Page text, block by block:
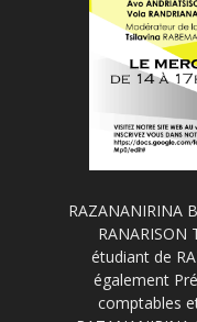
RAZANANIRINA
RANARISON
étudiant de
également
comptables